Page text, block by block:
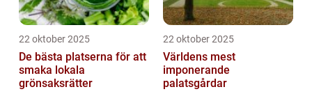
22 oktober 2025
De bästa platserna för att
smaka lokala
grönsaksrätter
22 oktober 2025
Världens mest
imponerande
palatsgårdar